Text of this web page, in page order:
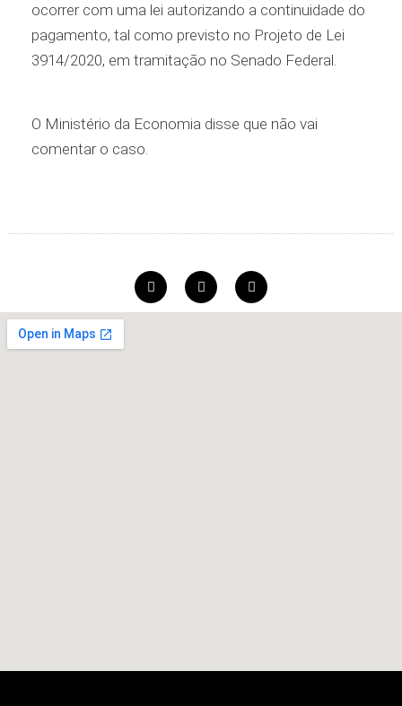
ocorrer com uma lei autorizando a continuidade do
pagamento, tal como previsto no Projeto de Lei
3914/2020, em tramitação no Senado Federal.
O Ministério da Economia disse que não vai
comentar o caso.